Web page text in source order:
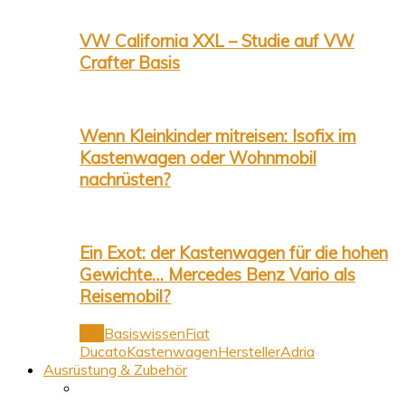
VW California XXL – Studie auf VW
Crafter Basis
Wenn Kleinkinder mitreisen: Isofix im
Kastenwagen oder Wohnmobil
nachrüsten?
Ein Exot: der Kastenwagen für die hohen
Gewichte… Mercedes Benz Vario als
Reisemobil?
BasiswissenFiat
DucatoKastenwagenHerstellerAdria
Ausrüstung & Zubehör